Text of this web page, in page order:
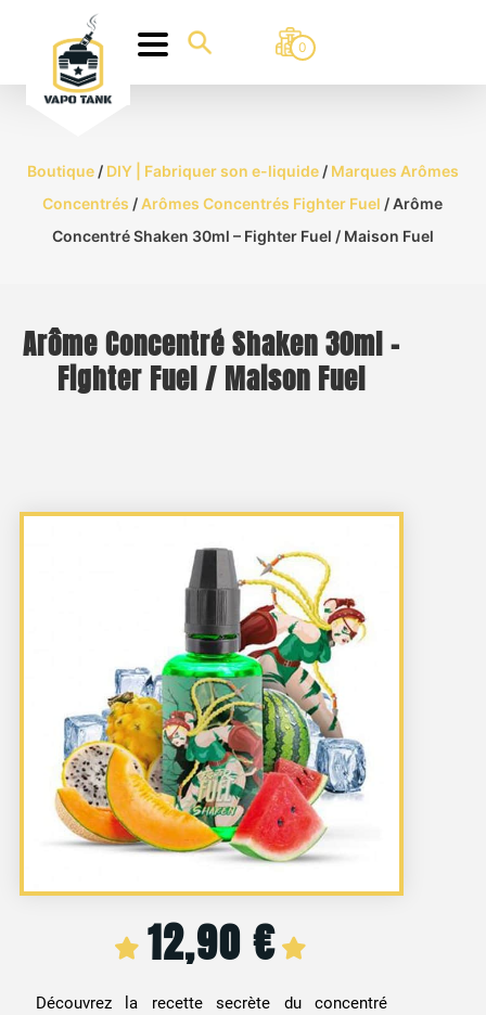
0
Boutique/ DIY | Fabriquer son e-liquide/ Marques Arômes
Concentrés / Arômes Concentrés Fighter Fuel / Arôme
Concentré Shaken 30ml – Fighter Fuel / Maison Fuel
Arôme Concentré Shaken 30ml –
Fighter Fuel / Maison Fuel
12,90€
Découvrez la recette secrète du concentré